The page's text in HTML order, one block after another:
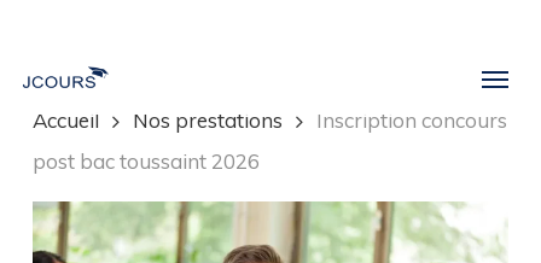
main
content
Menu
Accueil Nos prestations
Inscription concours
post bac toussaint 2026